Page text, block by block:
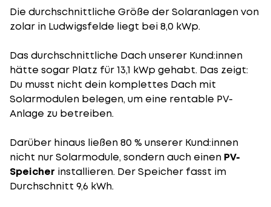
Die durchschnittliche Größe der Solaranlagenvon
zolar in Ludwigsfelde liegt bei 8,0 kWp.
Das durchschnittliche Dach unserer Kund:innen
hätte sogar Platz für 13,1 kWp gehabt. Das zeigt:
Du musst nicht dein komplettes Dach mit
Solarmodulen belegen, um eine rentable PV-
Anlage zu betreiben.
Darüber hinaus ließen 80 % unserer Kund:innen
nicht nur Solarmodule, sondern auch einen PV-
Speicher installieren. Der Speicher fasst im
Durchschnitt 9,6 kWh.